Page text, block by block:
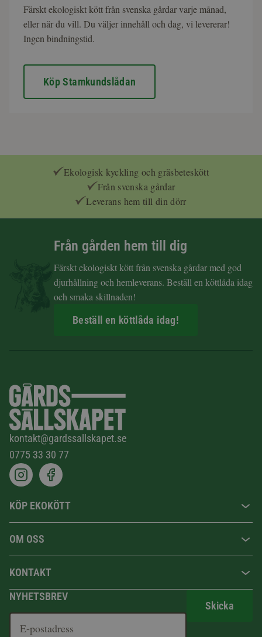
Färskt ekologiskt kött från svenska gårdar varje månad,
eller när du vill. Du väljer innehåll och dag, vi levererar!
Ingen bindningstid.
Köp Stamkundslådan
Ekologisk kyckling och gräsbeteskött
Från svenska gårdar
Leverans hem till din dörr
Från gården hem till dig
Färskt ekologiskt kött från svenska gårdar med god
djurhållning och hemleverans. Beställ en köttlåda idag
och smaka skillnaden!
Beställ en köttlåda idag!
kontakt@gardssallskapet.se
0775 33 30 77
KÖP EKOKÖTT
OM OSS
KONTAKT
NYHETSBREV
Skicka